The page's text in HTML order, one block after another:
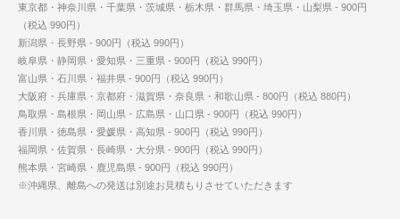
東京都・神奈川県・千葉県・茨城県・栃木県・群馬県・埼玉県・山梨県 - 900円
（税込 990円）
新潟県・長野県 - 900円（税込 990円）
岐阜県・静岡県・愛知県・三重県 - 900円（税込 990円）
富山県・石川県・福井県 - 900円（税込 990円）
大阪府・兵庫県・京都府・滋賀県・奈良県・和歌山県 - 800円（税込 880円）
鳥取県・島根県・岡山県・広島県・山口県 - 900円（税込 990円）
香川県・徳島県・愛媛県・高知県 - 900円（税込 990円）
福岡県・佐賀県・長崎県・大分県 - 900円（税込 990円）
熊本県・宮崎県・鹿児島県 - 900円（税込 990円）
※沖縄県、離島への発送は別途お見積もりさせていただきます